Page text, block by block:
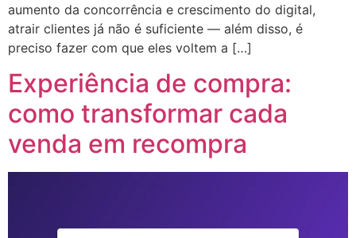
aumento da concorrência e crescimento do digital,
atrair clientes já não é suficiente — além disso, é
preciso fazer com que eles voltem a […]
Experiência de compra:
como transformar cada
venda em recompra